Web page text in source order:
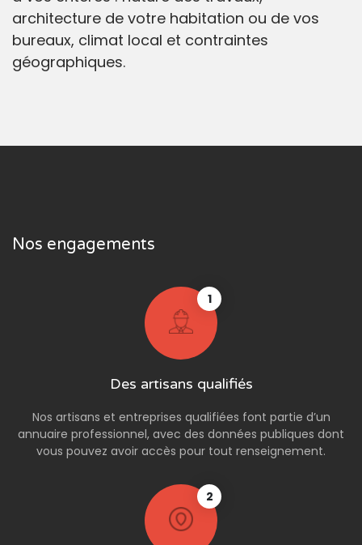
architecture de votre habitation ou de vos
bureaux, climat local et contraintes
géographiques.
Nos engagements
1
Des artisans qualifiés
Nos artisans et entreprises qualifiées font partie d’un
annuaire professionnel, avec des données publiques dont
vous pouvez avoir accès pour tout renseignement.
2